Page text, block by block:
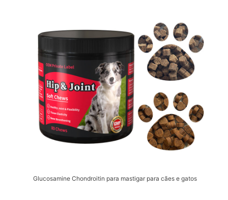
Glucosamine Chondroitin para mastigar para cães e gatos